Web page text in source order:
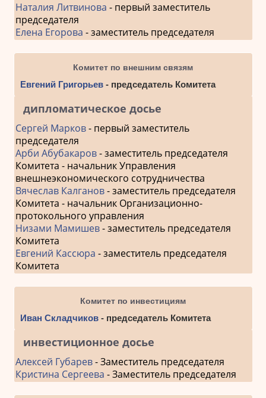
Наталия Литвинова - первый заместитель
председателя
Елена Егорова - заместитель председателя
Комитет по внешним связям
Евгений Григорьев- председатель Комитета
дипломатическое досье
Сергей Марков- первый заместитель
председателя
Арби Абубакаров- заместитель председателя
Комитета - начальник Управления
внешнеэкономического сотрудничества
Вячеслав Калганов- заместитель председателя
Комитета - начальник Организационно-
протокольного управления
Низами Мамишев- заместитель председателя
Комитета
Евгений Кассюра - заместитель председателя
Комитета
Комитет по инвестициям
Иван Складчиков- председатель Комитета
инвестиционное досье
Алексей Губарев- Заместитель председателя
Кристина Сергеева - Заместитель председателя